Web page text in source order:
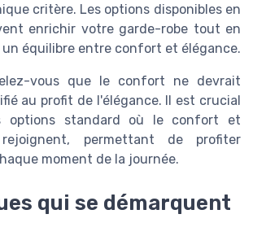
critère. Les options disponibles en
enrichir votre garde-robe tout en
équilibre entre confort et élégance.
vous que le confort ne devrait
au profit de l'élégance. Il est crucial
options standard où le confort et
permettant de profiter
moment de la journée.
qui se démarquent